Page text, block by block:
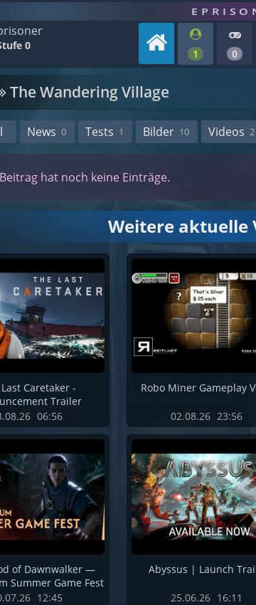
0
1 0
The Wandering Village
News 0 Tests 1 Bilder 10 Videos 2
hat noch keine Einträge.
Weitere aktuelle
Caretaker -
Trailer
06:56
Robo Miner Gameplay
02.08.26 23:56
of Dawnwalker —
Summer Game Fest
12:45
Abyssus | Launch
25.06.26 16:11